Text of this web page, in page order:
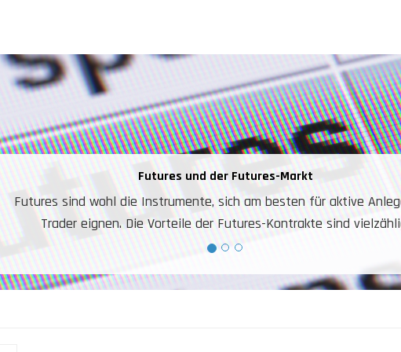
Futures und der Futures-Markt
wohl die Instrumente, sich am besten für aktive Anleger und
eignen. Die Vorteile der Futures-Kontrakte sind vielzählig.